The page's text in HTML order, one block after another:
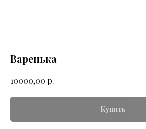
Варенька
10000,00 р.
Купить